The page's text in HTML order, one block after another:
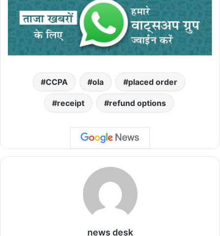
CCPA ola placed order
receipt refund options
news desk